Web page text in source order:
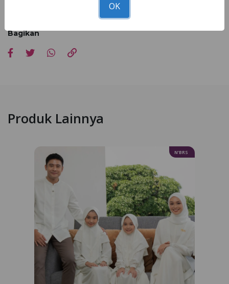
Bagikan
Produk Lainnya
N’BRS
OK